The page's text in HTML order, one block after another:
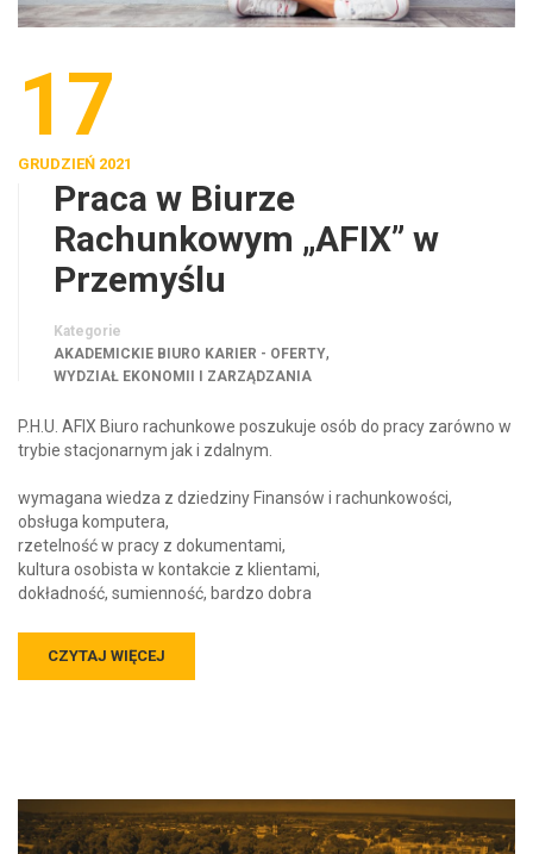
17
GRUDZIEŃ 2021
Praca w Biurze
Rachunkowym „AFIX” w
Przemyślu
Kategorie
AKADEMICKIE BIURO KARIER - OFERTY,
WYDZIAŁ EKONOMII I ZARZĄDZANIA
P.H.U. AFIX Biuro rachunkowe poszukuje osób do pracy zarówno w
trybie stacjonarnym jak i zdalnym.
wymagana wiedza z dziedziny Finansów i rachunkowości,
obsługa komputera,
rzetelność w pracy z dokumentami,
kultura osobista w kontakcie z klientami,
dokładność, sumienność, bardzo dobra
CZYTAJ WIĘCEJ